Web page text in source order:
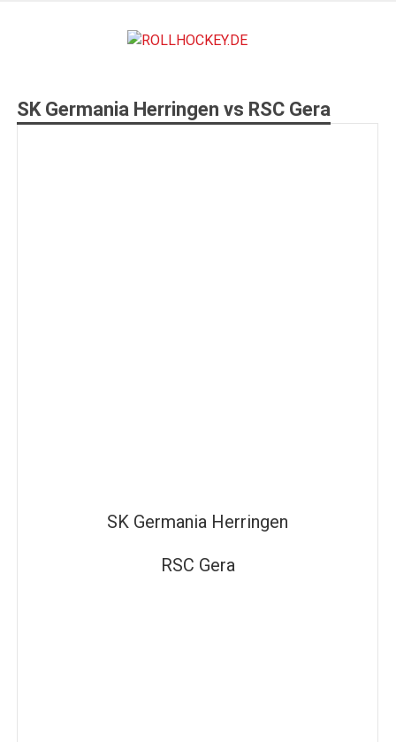
SK Germania Herringen vs RSC Gera
SK Germania Herringen
RSC Gera